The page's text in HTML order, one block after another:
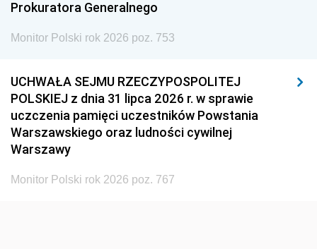
Prokuratora Generalnego
Monitor Polski rok 2026 poz. 753
UCHWAŁA SEJMU RZECZYPOSPOLITEJ
POLSKIEJ z dnia 31 lipca 2026 r. w sprawie
uczczenia pamięci uczestników Powstania
Warszawskiego oraz ludności cywilnej
Warszawy
Monitor Polski rok 2026 poz. 767